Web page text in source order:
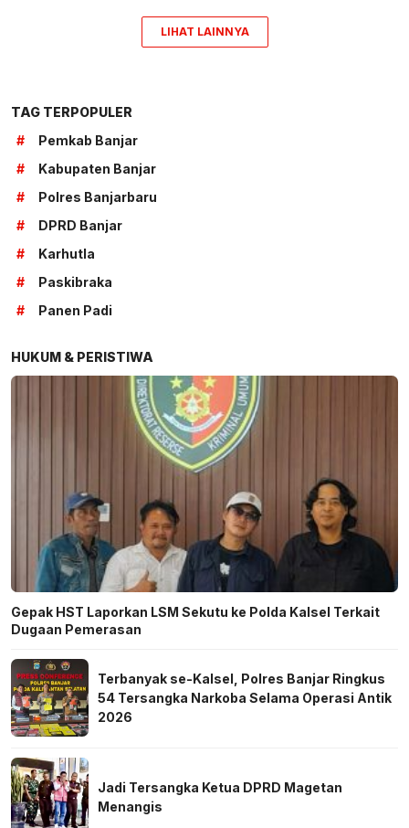
LIHAT LAINNYA
TAG TERPOPULER
#
Pemkab Banjar
#
Kabupaten Banjar
#
Polres Banjarbaru
#
DPRD Banjar
#
Karhutla
#
Paskibraka
#
Panen Padi
HUKUM & PERISTIWA
Gepak HST Laporkan LSM Sekutu ke Polda Kalsel Terkait
Dugaan Pemerasan
Terbanyak se-Kalsel, Polres Banjar Ringkus
54 Tersangka Narkoba Selama Operasi Antik
2026
Jadi Tersangka Ketua DPRD Magetan
Menangis